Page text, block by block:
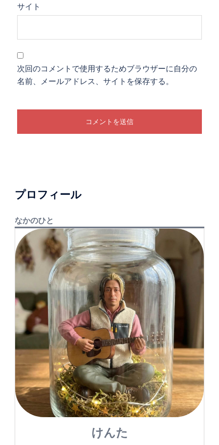
サイト
次回のコメントで使用するためブラウザーに自分の
名前、メールアドレス、サイトを保存する。
プロフィール
なかのひと
けんた